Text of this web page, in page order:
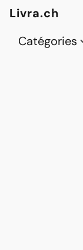
Livra.ch
Catégories